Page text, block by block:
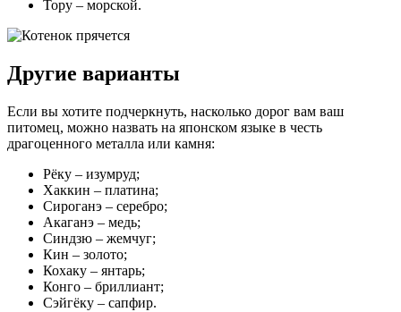
Тору – морской.
Другие варианты
Если вы хотите подчеркнуть, насколько дорог вам ваш
питомец, можно назвать на японском языке в честь
драгоценного металла или камня:
Рёку – изумруд;
Хаккин – платина;
Сироганэ – серебро;
Акаганэ – медь;
Синдзю – жемчуг;
Кин – золото;
Кохаку – янтарь;
Конго – бриллиант;
Сэйгёку – сапфир.